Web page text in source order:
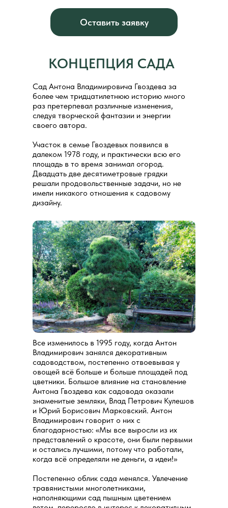
Оставить заявку
КОНЦЕПЦИЯ САДА
Все изменилось в 1995 году, когда Антон
Владимирович занялся декоративным
садоводством, постепенно отвоевывая у
овощей всё больше и больше площадей под
цветники. Большое влияние на становление
Антона Гвоздева как садовода оказали
знаменитые земляки, Влад Петрович Кулешов
и Юрий Борисович Марковский. Антон
Владимирович говорит о них с
благодарностью: «Мы все выросли из их
представлений о красоте, они были первыми
и остались лучшими, потому что работали,
когда всё определяли не деньги, а идеи!»
Постепенно облик сада менялся. Увлечение
травянистыми многолетниками,
наполняющими сад пышным цветением
Сад Антона Владимировича Гвоздева за
более чем тридцатилетнюю историю много
раз претерпевал различные изменения,
следуя творческой фантазии и энергии
своего автора.
Участок в семье Гвоздевых появился в
далеком 1978 году, и практически всю его
площадь в то время занимал огород.
Двадцать две десятиметровые грядки
решали продовольственные задачи, но не
имели никакого отношения к садовому
дизайну.